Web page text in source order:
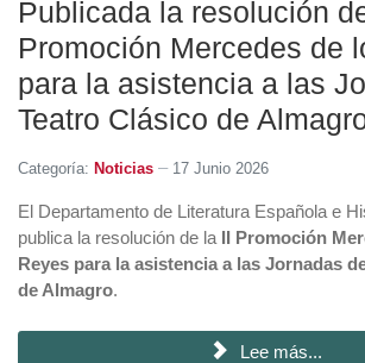
Publicada la resolución
Promoción Mercedes de
para la asistencia a las
Teatro Clásico de
Categoría: Noticias 17 Junio 2026
El Departamento de Literatura Española e
publica la resolución de la II Promoción
Reyes para la asistencia a las Jornadas
de Almagro.
Lee más...